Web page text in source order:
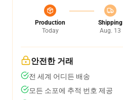
Production
Today
Shipping
Aug. 13
안전한 거래
전 세계 어디든 배송
모든 소포에 추적 번호 제공